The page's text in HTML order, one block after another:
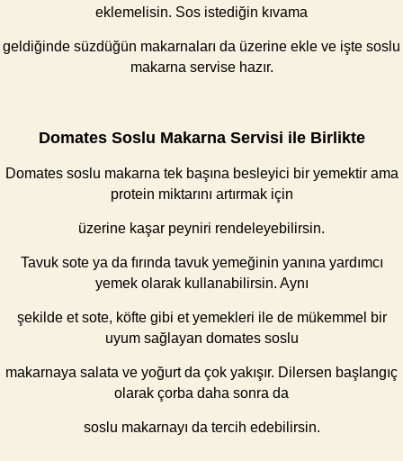
eklemelisin. Sos istediğin kıvama
geldiğinde süzdüğün makarnaları da üzerine ekle ve işte soslu
makarna servise hazır.
Domates Soslu Makarna Servisi ile Birlikte
Domates soslu makarna tek başına besleyici bir yemektir ama
protein miktarını artırmak için
üzerine kaşar peyniri rendeleyebilirsin.
Tavuk sote ya da fırında tavuk yemeğinin yanına yardımcı
yemek olarak kullanabilirsin. Aynı
şekilde et sote, köfte gibi et yemekleri ile de mükemmel bir
uyum sağlayan domates soslu
makarnaya salata ve yoğurt da çok yakışır. Dilersen başlangıç
olarak çorba daha sonra da
soslu makarnayı da tercih edebilirsin.